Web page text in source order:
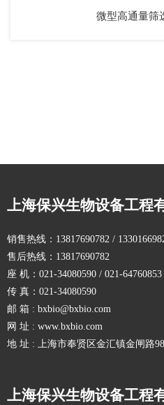
微型高通量筛
上海保兴生物设备工程
销售热线：13817690782 /
售后热线：13817690782
座 机：021-34080590 / 021-64760853
传 真：021-34080590
邮 箱 : bxbio@bxbio.com
网 址 : www.bxbio.com
地 址 : 上海市奉贤区金汇镇金闸路
上海保兴生物设备工程